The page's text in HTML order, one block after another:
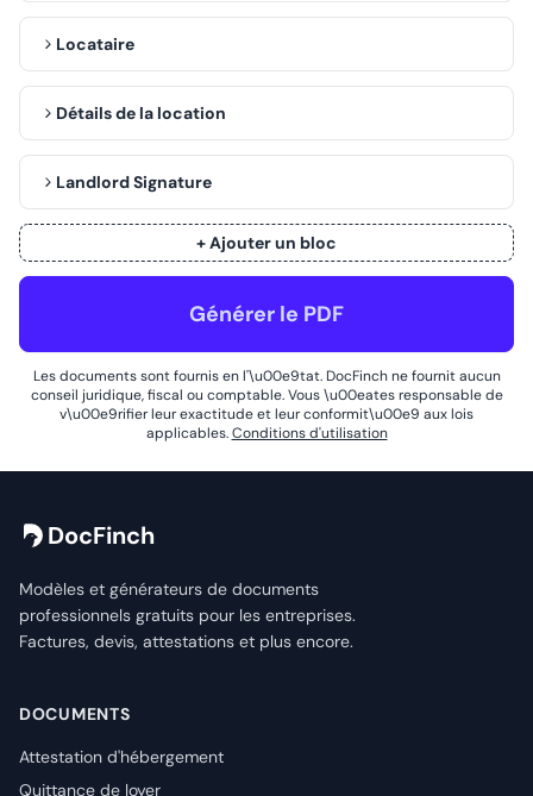
Locataire
Détails de la location
Landlord Signature
+ Ajouter un bloc
Générer le PDF
Les documents sont fournis en l'\u00e9tat. DocFinch ne fournit aucun
conseil juridique, fiscal ou comptable. Vous \u00eates responsable de
v\u00e9rifier leur exactitude et leur conformit\u00e9 aux lois
applicables.Conditions d'utilisation
DocFinch
Modèles et générateurs de documents
professionnels gratuits pour les entreprises.
Factures, devis, attestations et plus encore.
DOCUMENTS
Attestation d'hébergement
Quittance de loyer